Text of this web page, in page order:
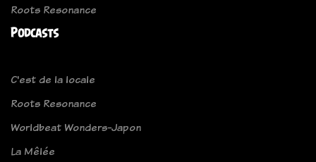
Roots Resonance
Podcasts
C'est de la locale
Roots Resonance
Worldbeat Wonders-Japon
La Mêlée